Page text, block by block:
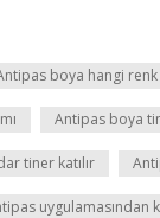
boya hangi
Antipas boya
tiner katılır
uygulamasından